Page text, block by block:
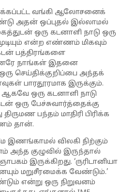
வங்கி ஆலோசனைக்
அதன் ஒப்புதல் இல்லாமல்
ஒரு கடனாளி நாடு ஒரு
என்ற எண்ணம் மிகவும்
பத்திரங்களை
நாங்கள் இதனை
செய்திக்குறிப்பை அந்தக்
பாரதூரமாக இருக்கும்.
ஒரு கடனாளி நாடு
ஒரு பேச்சுவார்த்தைக்கு
பந்தம் மாதிரி பிரிக்க
தான்.
இணங்காமல் விலகி நிற்கும்
அந்த குழுவில் இருந்தால்
இருக்கிறது. ‘ருரிடானியா
மறுசீரமைக்க வேண்டும்.’
என்று ஒரு நிறுவனம்